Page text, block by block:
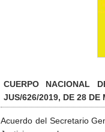
CUERPO NACIONAL
JUS/626/2019, DE 28 DE
Acuerdo del Secretario